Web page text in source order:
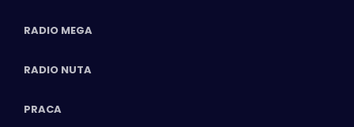
RADIO MEGA
RADIO NUTA
PRACA